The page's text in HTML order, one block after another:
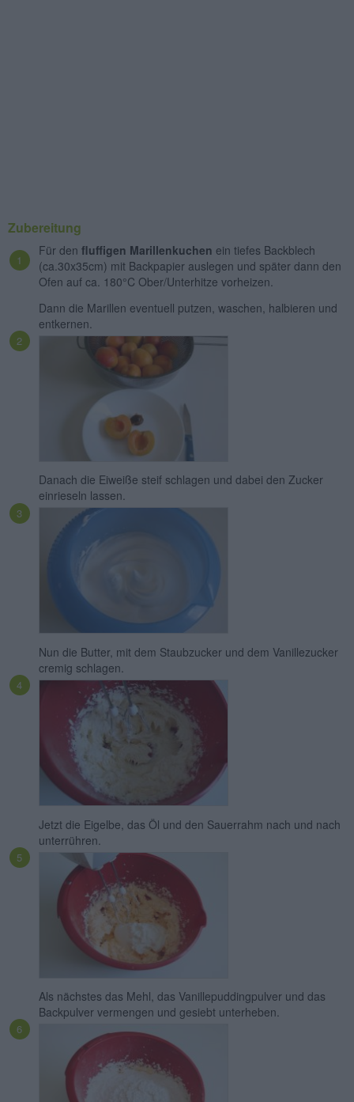
Zubereitung
Für den fluffigen Marillenkuchen ein tiefes Backblech
(ca.30x35cm) mit Backpapier auslegen und später dann den
Ofen auf ca. 180°C Ober/Unterhitze vorheizen.
Dann die Marillen eventuell putzen, waschen, halbieren und
entkernen.
Danach die Eiweiße steif schlagen und dabei den Zucker
einrieseln lassen.
Nun die Butter, mit dem Staubzucker und dem Vanillezucker
cremig schlagen.
Jetzt die Eigelbe, das Öl und den Sauerrahm nach und nach
unterrühren.
Als nächstes das Mehl, das Vanillepuddingpulver und das
Backpulver vermengen und gesiebt unterheben.